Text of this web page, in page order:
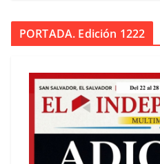
PORTADA. Edición 1222